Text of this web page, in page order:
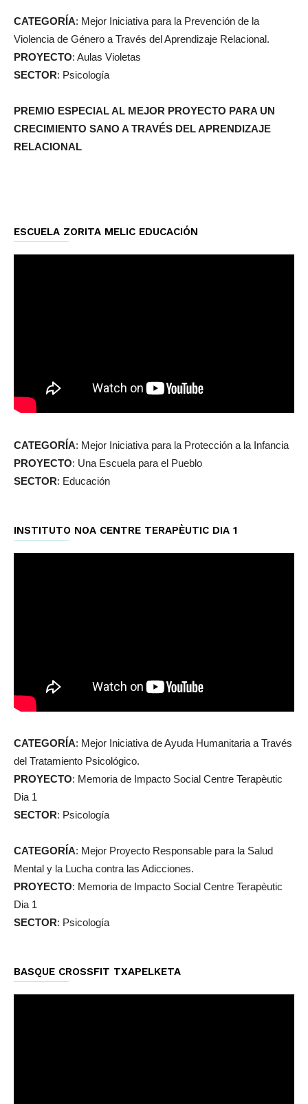
CATEGORÍA: Mejor Iniciativa para la Prevención de la
Violencia de Género a Través del Aprendizaje Relacional.
PROYECTO: Aulas Violetas
SECTOR: Psicología
PREMIO ESPECIAL AL MEJOR PROYECTO PARA UN
CRECIMIENTO SANO A TRAVÉS DEL APRENDIZAJE
RELACIONAL
ESCUELA ZORITA MELIC EDUCACIÓN
CATEGORÍA: Mejor Iniciativa para la Protección a la Infancia
PROYECTO: Una Escuela para el Pueblo
SECTOR: Educación
INSTITUTO NOA CENTRE TERAPÈUTIC DIA 1
CATEGORÍA: Mejor Iniciativa de Ayuda Humanitaria a Través
del Tratamiento Psicológico.
PROYECTO: Memoria de Impacto Social Centre Terapèutic
Dia 1
SECTOR: Psicología
CATEGORÍA: Mejor Proyecto Responsable para la Salud
Mental y la Lucha contra las Adicciones.
PROYECTO: Memoria de Impacto Social Centre Terapèutic
Dia 1
SECTOR: Psicología
BASQUE CROSSFIT TXAPELKETA